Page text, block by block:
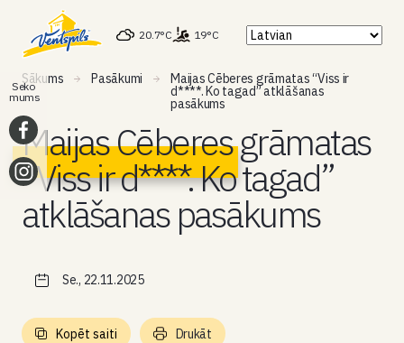
20.7°C 19°C
Sākums Pasākumi Maijas Cēberes grāmatas “Viss ir
d****. Ko tagad” atklāšanas
pasākums
Maijas Cēberes grāmatas
“Viss ir d****. Ko tagad”
atklāšanas pasākums
Se., 22.11.2025
Kopēt saiti Drukāt
Seko
mums